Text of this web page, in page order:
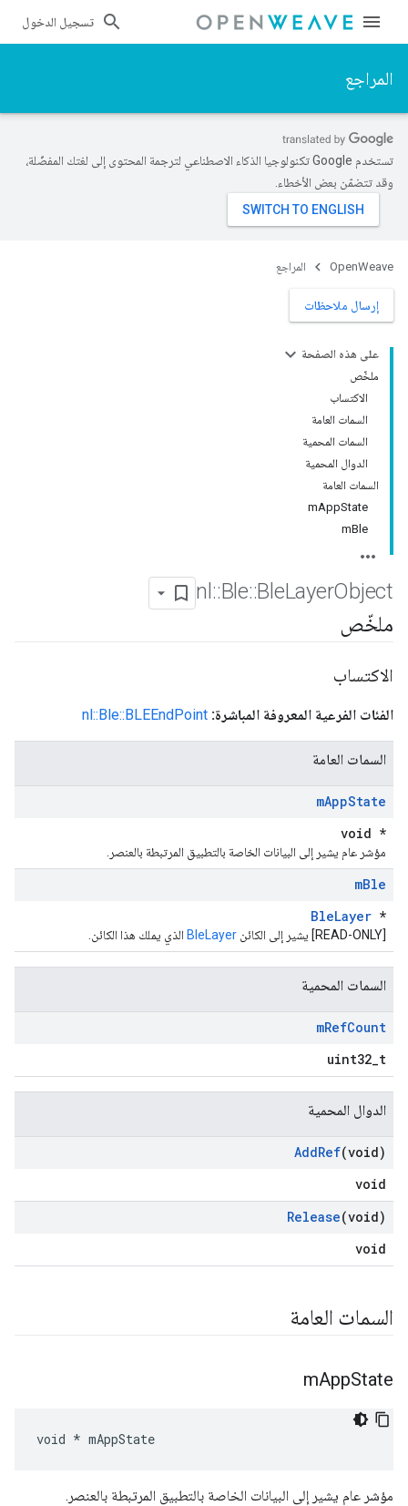
تسجيل الدخول
المراجع
تستخدم Google تكنولوجيا الذكاء الاصطناعي لترجمة المحتوى إلى لغتك المفضّلة،
وقد تتضمّن بعض الأخطاء.
OpenWeave المراجع
إرسال ملاحظات
على هذه الصفحة
ملخّص
الاكتساب
السمات العامة
السمات المحمية
الدوال المحمية
السمات العامة
mAppState
mBle
nl ::Ble::BleLayerObject
ملخّص
الاكتساب
الفئات الفرعية المعروفة المباشرة: nl::Ble::BLEEndPoint
السمات العامة
mAppState
void *
مؤشر عام يشير إلى البيانات الخاصة بالتطبيق المرتبطة بالعنصر.
mBle
BleLayer *
[READ-ONLY] يشير إلى الكائن BleLayer الذي يملك هذا الكائن.
السمات المحمية
mRefCount
uint32_t
الدوال المحمية
AddRef(void)
void
Release(void)
void
السمات العامة
mAppState
void * mAppState
مؤشر عام يشير إلى البيانات الخاصة بالتطبيق المرتبطة بالعنصر.